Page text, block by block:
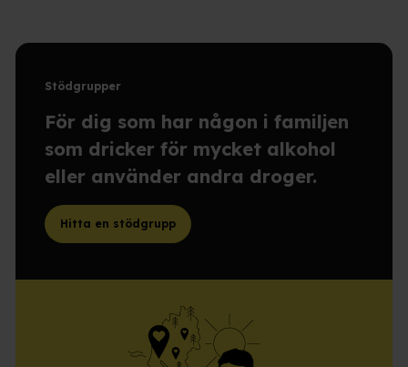
Stödgrupper
För dig som har någon i familjen
som dricker för mycket alkohol
eller använder andra droger.
Hitta en stödgrupp